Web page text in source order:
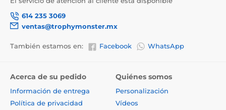
614 235 3069
ventas@trophymonster.mx
También estamos en: Facebook WhatsApp
Acerca de su pedido
Información de entrega
Política de privacidad
Quiénes somos
Personalización
Vídeos